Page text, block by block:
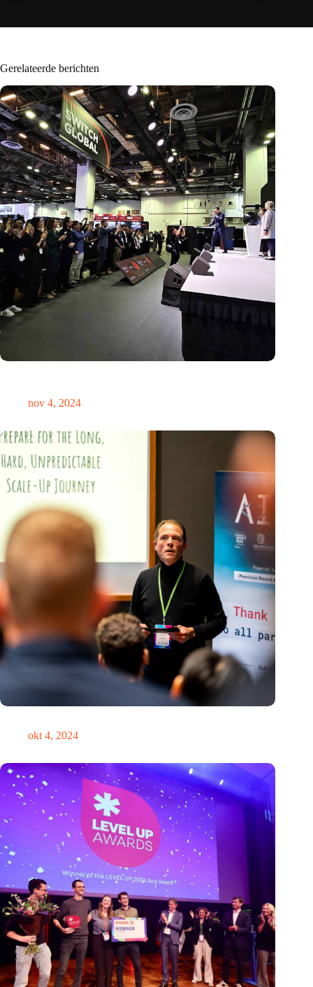
Gerelateerde berichten
nov 4, 2024
okt 4, 2024